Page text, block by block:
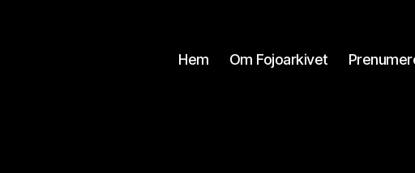
Hem Om Fojoarkivet